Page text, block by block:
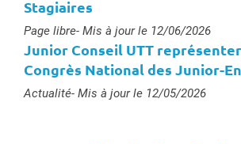
Stagiaires
Type :
Page libre- Mis à jour le 12/06/2026
Junior Conseil UTT
Congrès National des Junior-
Type :
Actualité- Mis à jour le 12/05/2026